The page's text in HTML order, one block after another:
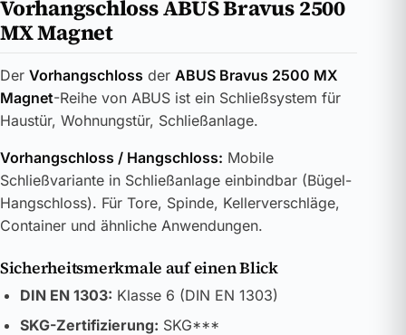
Vorhangschloss ABUS Bravus 2500
MX Magnet
Der Vorhangschloss der ABUS Bravus 2500 MX
Magnet-Reihe von ABUS ist ein Schließsystem für
Haustür, Wohnungstür, Schließanlage.
Vorhangschloss / Hangschloss: Mobile
Schließvariante in Schließanlage einbindbar (Bügel-
Hangschloss). Für Tore, Spinde, Kellerverschläge,
Container und ähnliche Anwendungen.
Sicherheitsmerkmale auf einen Blick
DIN EN 1303: Klasse 6 (DIN EN 1303)
SKG-Zertifizierung: SKG***